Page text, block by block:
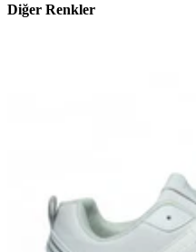
Diğer Renkler